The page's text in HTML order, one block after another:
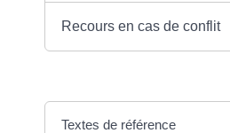
Recours en cas de conflit
Textes de référence